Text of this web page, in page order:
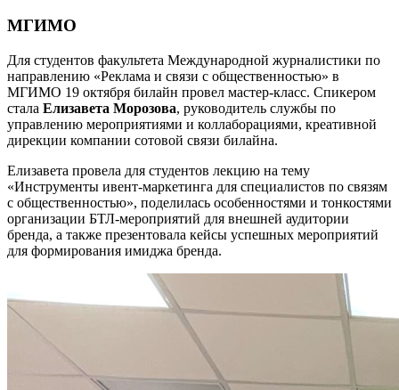
МГИМО
Для студентов факультета Международной журналистики по
направлению «Реклама и связи с общественностью» в
МГИМО 19 октября билайн провел мастер-класс. Спикером
стала Елизавета Морозова, руководитель службы по
управлению мероприятиями и коллаборациями, креативной
дирекции компании сотовой связи билайна.
Елизавета провела для студентов лекцию на тему
«Инструменты ивент-маркетинга для специалистов по связям
с общественностью», поделилась особенностями и тонкостями
организации БТЛ-мероприятий для внешней аудитории
бренда, а также презентовала кейсы успешных мероприятий
для формирования имиджа бренда.